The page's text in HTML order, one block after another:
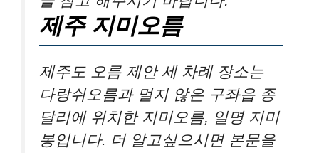
제주 지미오름
제주도 오름 제안 세 차례 장소는
다랑쉬오름과 멀지 않은 구좌읍 종
달리에 위치한 지미오름, 일명 지미
봉입니다. 더 알고싶으시면 본문을